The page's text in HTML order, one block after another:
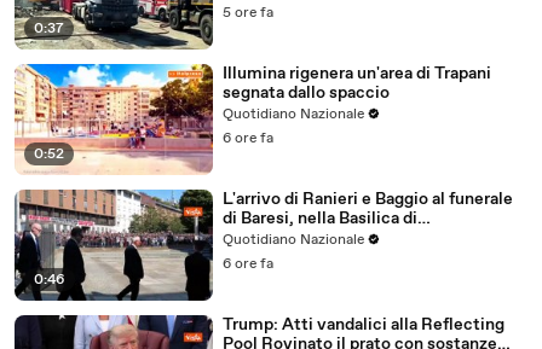
0:37
5 ore fa
0:52
Illumina rigenera un'area di Trapani
segnata dallo spaccio
Quotidiano Nazionale
6 ore fa
0:46
L'arrivo di Ranieri e Baggio al funerale
di Baresi, nella Basilica di
Sant'Ambrogio a Milano
Quotidiano Nazionale
6 ore fa
Trump: Atti vandalici alla Reflecting
Pool Rovinato il prato con sostanze